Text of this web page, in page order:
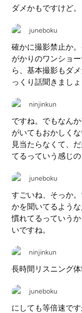
ダメかもですけど。
juneboku
確かに撮影禁止か
がかりのワンショ
ら、基本撮影もダ
っくり話聞きまし
ninjinkun
ですね。でもなん
がいてもおかしく
見当たらなくて、
てるっていう感じ
juneboku
すごいね、そっか
かを聞いてるよう
慣れてるっていう
いですね。
ninjinkun
長時間リスニング体
juneboku
にしても等倍速です